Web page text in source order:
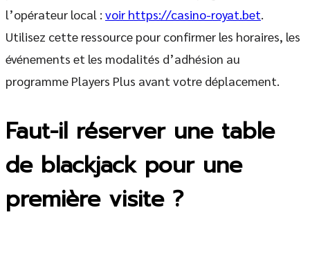
l’opérateur local : voir https://casino-royat.bet.
Utilisez cette ressource pour confirmer les horaires, les
événements et les modalités d’adhésion au
programme Players Plus avant votre déplacement.
Faut-il réserver une table
de blackjack pour une
première visite ?